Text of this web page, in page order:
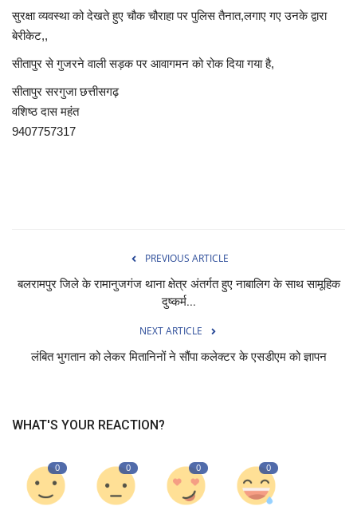
वीडियो
संस्कृति मंच
सुरक्षा व्यवस्था को देखते हुए चौक चौराहा पर पुलिस तैनात,लगाए गए उनके द्वारा
बेरीकेट,,
सीतापुर से गुजरने वाली सड़क पर आवागमन को रोक दिया गया है,
सीतापुर सरगुजा छत्तीसगढ़
वशिष्ठ दास महंत
9407757317
PREVIOUS ARTICLE
बलरामपुर जिले के रामानुजगंज थाना क्षेत्र अंतर्गत हुए नाबालिग के साथ सामूहिक
दुष्कर्म...
NEXT ARTICLE
लंबित भुगतान को लेकर मितानिनों ने सौंपा कलेक्टर के एसडीएम को ज्ञापन
WHAT'S YOUR REACTION?
0 0 0 0